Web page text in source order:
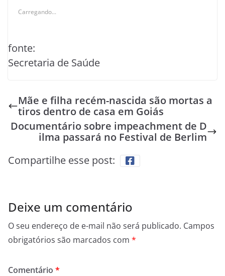
Carregando...
fonte:
Secretaria de Saúde
Mãe e filha recém-nascida são mortas a
tiros dentro de casa em Goiás
Documentário sobre impeachment de D
ilma passará no Festival de Berlim
Compartilhe esse post:
Deixe um comentário
O seu endereço de e-mail não será publicado. Campos
obrigatórios são marcados com *
Comentário *